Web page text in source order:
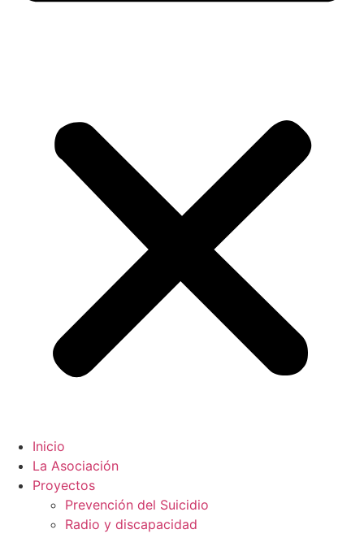
Inicio
La Asociación
Proyectos
Prevención del Suicidio
Radio y discapacidad